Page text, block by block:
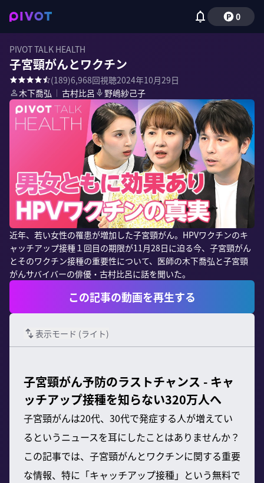
0
PIVOT TALK HEALTH
子宮頸がんとワクチン
(189)6,968回視聴2024年10月29日
木下喬弘 ｜ 古村比呂 野嶋紗己子
近年、若い女性の罹患が増加した子宮頸がん。HPVワクチンのキ
ャッチアップ接種１回目の期限が11月28日に迫る今、子宮頸がん
とそのワクチン接種の重要性について、医師の木下喬弘と子宮頸
がんサバイバーの俳優・古村比呂に話を聞いた。
この記事の動画を再生する
表示モード (ライト)
子宮頸がん予防のラストチャンス - キャ
ッチアップ接種を知らない320万人へ
子宮頸がんは20代、30代で発症する人が増えてい
るというニュースを耳にしたことはありませんか？
この記事では、子宮頸がんとワクチンに関する重要
な情報、特に「キャッチアップ接種」という無料で